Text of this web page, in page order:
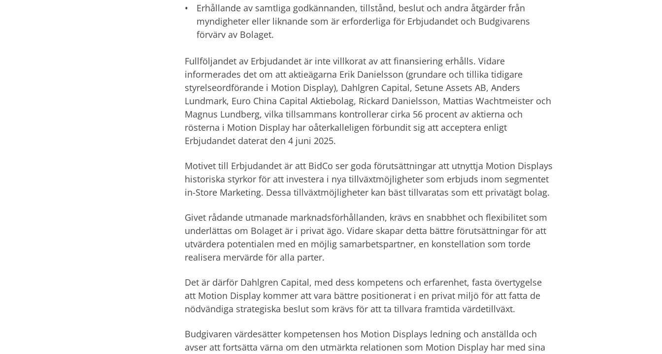
Erhållande av samtliga godkännanden, tillstånd, beslut och andra åtgärder från
myndigheter eller liknande som är erforderliga för Erbjudandet och Budgivarens
förvärv av Bolaget.
Fullföljandet av Erbjudandet är inte villkorat av att finansiering erhålls. Vidare
informerades det om att aktieägarna Erik Danielsson (grundare och tillika tidigare
styrelseordförande i Motion Display), Dahlgren Capital, Setune Assets AB, Anders
Lundmark, Euro China Capital Aktiebolag, Rickard Danielsson, Mattias Wachtmeister och
Magnus Lundberg, vilka tillsammans kontrollerar cirka 56 procent av aktierna och
rösterna i Motion Display har oåterkalleligen förbundit sig att acceptera enligt
Erbjudandet daterat den 4 juni 2025.
Motivet till Erbjudandet är att BidCo ser goda förutsättningar att utnyttja Motion Displays
historiska styrkor för att investera i nya tillväxtmöjligheter som erbjuds inom segmentet
in-Store Marketing. Dessa tillväxtmöjligheter kan bäst tillvaratas som ett privatägt bolag.
Givet rådande utmanade marknadsförhållanden, krävs en snabbhet och flexibilitet som
underlättas om Bolaget är i privat ägo. Vidare skapar detta bättre förutsättningar för att
utvärdera potentialen med en möjlig samarbetspartner, en konstellation som torde
realisera mervärde för alla parter.
Det är därför Dahlgren Capital, med dess kompetens och erfarenhet, fasta övertygelse
att Motion Display kommer att vara bättre positionerat i en privat miljö för att fatta de
nödvändiga strategiska beslut som krävs för att ta tillvara framtida värdetillväxt.
Budgivaren värdesätter kompetensen hos Motion Displays ledning och anställda och
avser att fortsätta värna om den utmärkta relationen som Motion Display har med sina